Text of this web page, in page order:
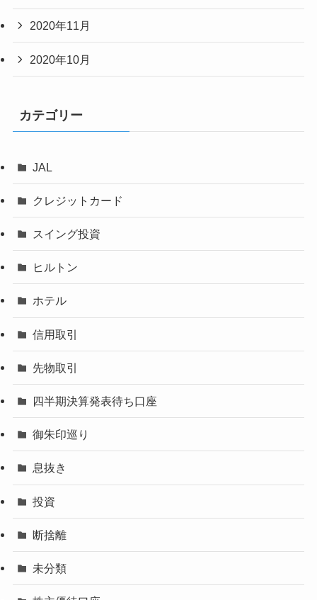
2020年11月
2020年10月
カテゴリー
JAL
クレジットカード
スイング投資
ヒルトン
ホテル
信用取引
先物取引
四半期決算発表待ち口座
御朱印巡り
息抜き
投資
断捨離
未分類